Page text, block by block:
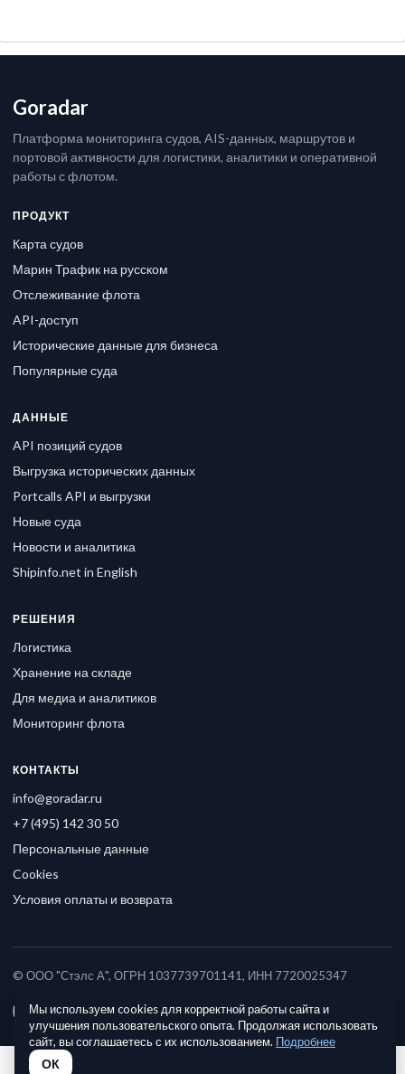
Goradar
Платформа мониторинга судов, AIS-данных, маршрутов и
портовой активности для логистики, аналитики и оперативной
работы с флотом.
ПРОДУКТ
Карта судов
Марин Трафик на русском
Отслеживание флота
API-доступ
Исторические данные для бизнеса
Популярные суда
ДАННЫЕ
API позиций судов
Выгрузка исторических данных
Portcalls API и выгрузки
Новые суда
Новости и аналитика
Shipinfo.net in English
РЕШЕНИЯ
Логистика
Хранение на складе
Для медиа и аналитиков
Мониторинг флота
КОНТАКТЫ
info@goradar.ru
+7 (495) 142 30 50
Персональные данные
Cookies
Условия оплаты и возврата
© ООО "Стэлс А", ОГРН 1037739701141, ИНН 7720025347
Мы используем cookies для корректной работы сайта и
улучшения пользовательского опыта. Продолжая использовать
сайт, вы соглашаетесь с их использованием. Подробнее
ОК